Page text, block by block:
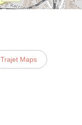
Trajet Maps